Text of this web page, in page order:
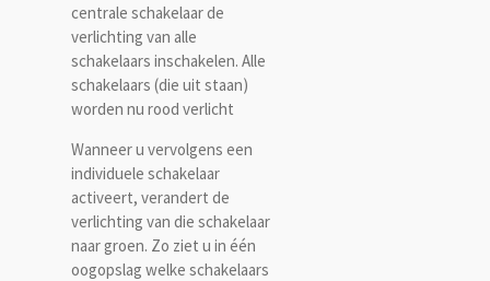
centrale schakelaar de
verlichting van alle
schakelaars inschakelen. Alle
schakelaars (die uit staan)
worden nu rood verlicht
Wanneer u vervolgens een
individuele schakelaar
activeert, verandert de
verlichting van die schakelaar
naar groen. Zo ziet u in één
oogopslag welke schakelaars